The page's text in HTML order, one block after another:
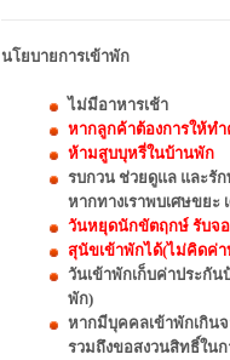
นโยบายการเข้าพัก
ไม่มีอาหารเช้า
หากลูกค้าต้องการให้ท
ห้ามสูบบุหรี่ในบ้านพัก
รบกวน ช่วยดูแล และรั
หากทางเราพบเศษขยะ
วันหยุดนักขัตฤกษ์ รับจ
สุนัขเข้าพักได้(ไม่คิดค่า
วันเข้าพักเก็บค่าประกั
พัก)
หากมีบุคคลเข้าพักเกิน
รวมถึงขอสงวนสิทธิ์ในก